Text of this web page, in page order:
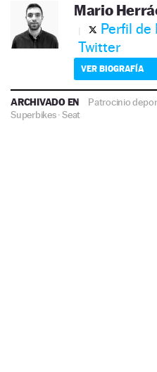
Mario
Perfil de
Twitter
VER BIOGRAFÍA
ARCHIVADO EN Patrocinio
Superbikes·Seat